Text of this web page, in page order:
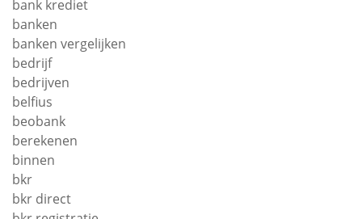
bank krediet
banken
banken vergelijken
bedrijf
bedrijven
belfius
beobank
berekenen
binnen
bkr
bkr direct